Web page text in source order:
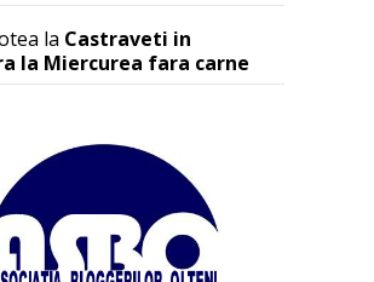
la Castraveti in
la Miercurea fara carne